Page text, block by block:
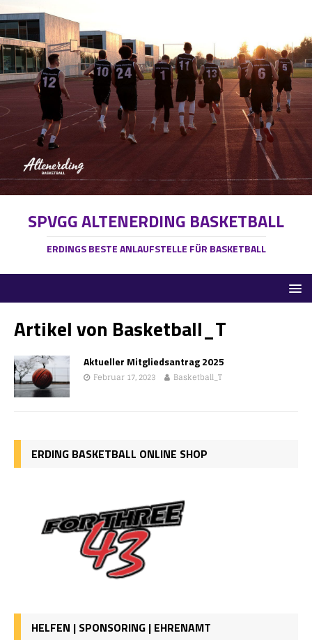
SPVGG ALTENERDING BASKETBALL
ERDINGS BESTE ANLAUFSTELLE FÜR BASKETBALL
Artikel von Basketball_T
Aktueller Mitgliedsantrag 2025
Februar 17, 2023 Basketball_T
ERDING BASKETBALL ONLINE SHOP
HELFEN | SPONSORING | EHRENAMT